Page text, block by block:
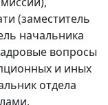
(заместитель
начальника
вопросы
и иных
отдела